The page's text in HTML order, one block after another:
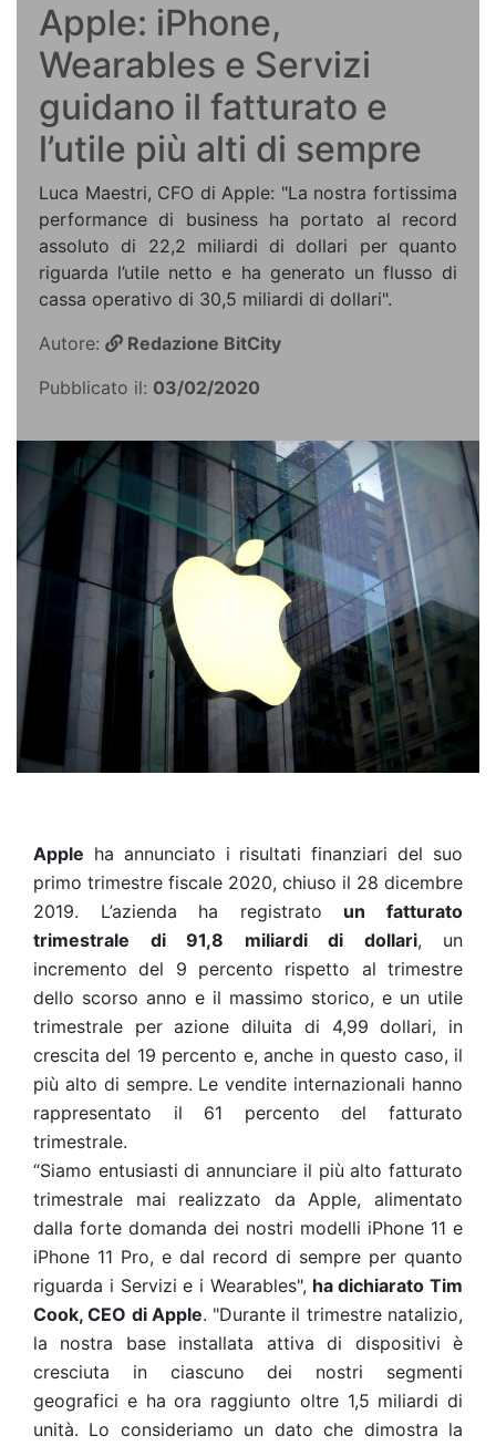
Apple: iPhone,
Wearables e Servizi
guidano il fatturato e
l’utile più alti di sempre
Luca Maestri, CFO di Apple: "La nostra fortissima
performance di business ha portato al record
assoluto di 22,2 miliardi di dollari per quanto
riguarda l’utile netto e ha generato un flusso di
cassa operativo di 30,5 miliardi di dollari".
Autore:
Redazione BitCity
Pubblicato il: 03/02/2020
Apple ha annunciato i risultati finanziari del suo
primo trimestre fiscale 2020, chiuso il 28 dicembre
2019. L’azienda ha registrato un fatturato
trimestrale di 91,8 miliardi di dollari, un
incremento del 9 percento rispetto al trimestre
dello scorso anno e il massimo storico, e un utile
trimestrale per azione diluita di 4,99 dollari, in
crescita del 19 percento e, anche in questo caso, il
più alto di sempre. Le vendite internazionali hanno
rappresentato il 61 percento del fatturato
trimestrale.
“Siamo entusiasti di annunciare il più alto fatturato
trimestrale mai realizzato da Apple, alimentato
dalla forte domanda dei nostri modelli iPhone 11 e
iPhone 11 Pro, e dal record di sempre per quanto
riguarda i Servizi e i Wearables", ha dichiarato Tim
Cook, CEO di Apple. "Durante il trimestre natalizio,
la nostra base installata attiva di dispositivi è
cresciuta in ciascuno dei nostri segmenti
geografici e ha ora raggiunto oltre 1,5 miliardi di
unità. Lo consideriamo un dato che dimostra la